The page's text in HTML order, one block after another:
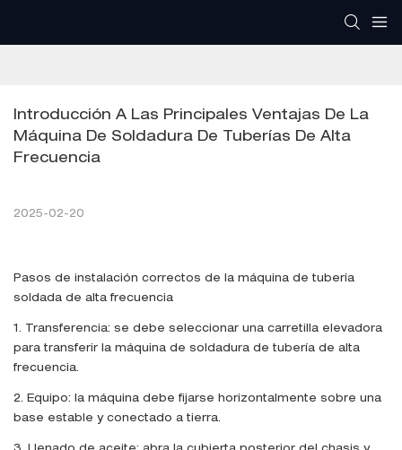
Introducción A Las Principales Ventajas De La
Máquina De Soldadura De Tuberías De Alta
Frecuencia
2025-02-20
Pasos de instalación correctos de la máquina de tubería
soldada de alta frecuencia
1. Transferencia: se debe seleccionar una carretilla elevadora
para transferir la máquina de soldadura de tubería de alta
frecuencia.
2. Equipo: la máquina debe fijarse horizontalmente sobre una
base estable y conectado a tierra.